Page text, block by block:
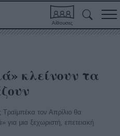
Αίθουσες
κλείνουν τα
Τραϊμπέκα τον Απρίλιο θα
μια ξεχωριστή, επετειακή